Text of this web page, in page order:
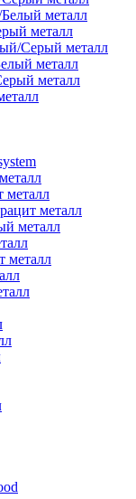
металл
металл
Серый металл
металл
металл
металл
металл
металл
металл